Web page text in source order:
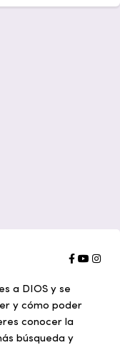
a DIOS y se
y cómo poder
conocer la
búsqueda y